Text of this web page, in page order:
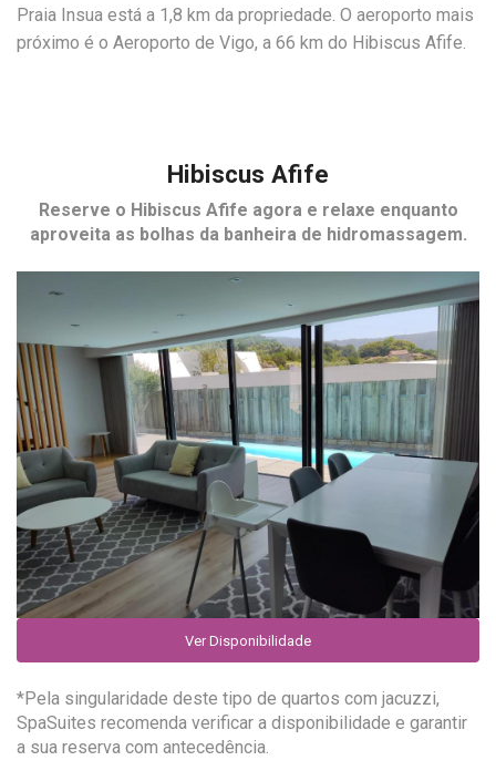
Praia Insua está a 1,8 km da propriedade. O aeroporto mais
próximo é o Aeroporto de Vigo, a 66 km do Hibiscus Afife.
Hibiscus Afife
Reserve o Hibiscus Afife agora e relaxe enquanto
aproveita as bolhas da banheira de hidromassagem.
Ver Disponibilidade
*Pela singularidade deste tipo de quartos com jacuzzi,
SpaSuites recomenda verificar a disponibilidade e garantir
a sua reserva com antecedência.